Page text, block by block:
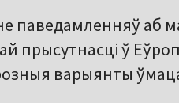
паведамленняў аб
прысутнасці ў
варыянты